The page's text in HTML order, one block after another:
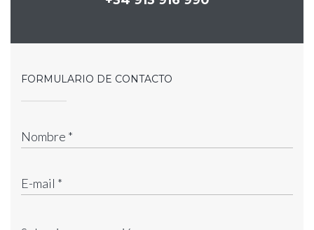
FORMULARIO DE CONTACTO